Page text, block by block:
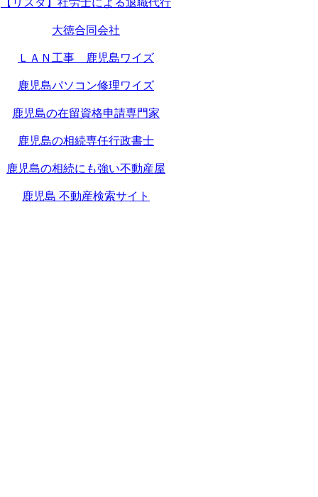
【リスタ】社労士による退職代行
大徳合同会社
ＬＡＮ工事 鹿児島ワイズ
鹿児島パソコン修理ワイズ
鹿児島の在留資格申請専門家
鹿児島の相続専任行政書士
鹿児島の相続にも強い不動産屋
鹿児島 不動産検索サイト